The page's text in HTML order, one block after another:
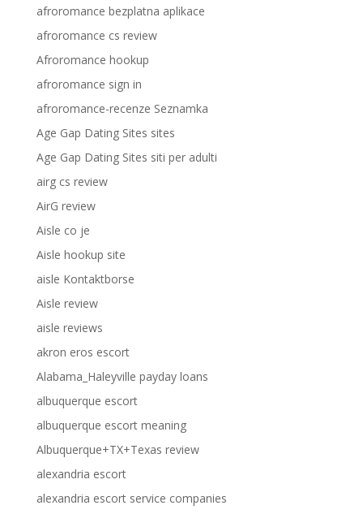
afroromance bezplatna aplikace
afroromance cs review
Afroromance hookup
afroromance sign in
afroromance-recenze Seznamka
Age Gap Dating Sites sites
Age Gap Dating Sites siti per adulti
airg cs review
AirG review
Aisle co je
Aisle hookup site
aisle Kontaktborse
Aisle review
aisle reviews
akron eros escort
Alabama_Haleyville payday loans
albuquerque escort
albuquerque escort meaning
Albuquerque+TX+Texas review
alexandria escort
alexandria escort service companies